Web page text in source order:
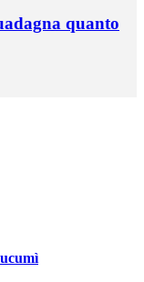
quanto